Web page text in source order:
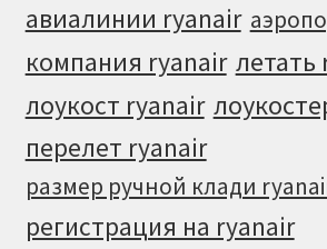
авиалинии ryanair
компания ryanair
лоукост ryanair
перелет ryanair
размер ручной клади
регистрация на ryanair